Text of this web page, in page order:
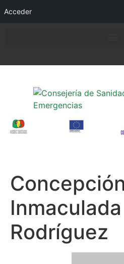
Acceder
Concepción
Inmaculada
Rodríguez